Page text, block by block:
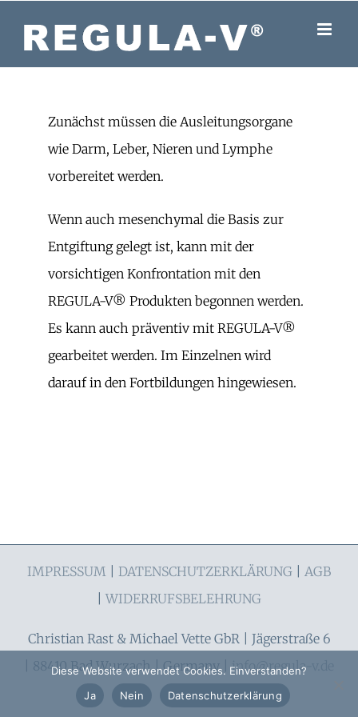
content
Zunächst müssen die Ausleitungsorgane
wie Darm, Leber, Nieren und Lymphe
vorbereitet werden.
Wenn auch mesenchymal die Basis zur
Entgiftung gelegt ist, kann mit der
vorsichtigen Konfrontation mit den
REGULA-V® Produkten begonnen werden.
Es kann auch präventiv mit REGULA-V®
gearbeitet werden. Im Einzelnen wird
darauf in den Fortbildungen hingewiesen.
IMPRESSUM DATENSCHUTZERKLÄRUNG
AGB
WIDERRUFSBELEHRUNG
Christian Rast & Michael Vette GbR | Jägerstraße 6
| 88410 Bad Wurzach | Germany |info@regula-v.de
Diese Website verwendet Cookies. Einverstanden?
Ja
Nein Datenschutzerklärung